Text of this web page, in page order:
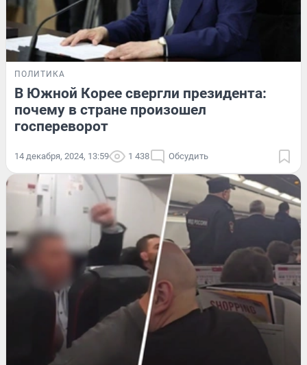
ПОЛИТИКА
В Южной Корее свергли президента:
почему в стране произошел
госпереворот
14 декабря, 2024, 13:59 1 438 Обсудить